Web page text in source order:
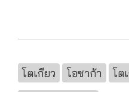
โตเกียว โอซาก้า โต